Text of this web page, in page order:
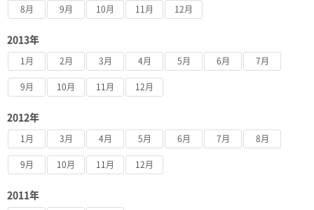
8月 9月 10月 11月 12月
2013年
1月 2月 3月 4月 5月 6月 7月
9月 10月 11月 12月
2012年
1月 3月 4月 5月 6月 7月 8月
9月 10月 11月 12月
2011年